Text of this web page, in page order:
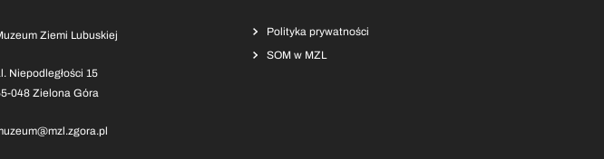
Ziemi Lubuskiej
Niepodległości 15
048 Zielona Góra
Polityka prywatności
SOM w MZL